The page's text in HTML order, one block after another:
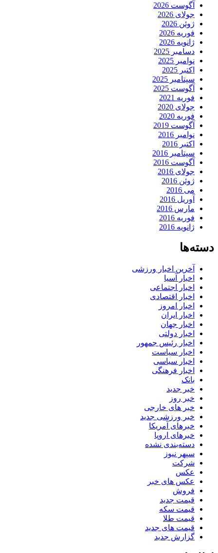
آگوست 2026
جولای 2026
ژوئن 2026
فوریه 2026
ژانویه 2026
دسامبر 2025
نوامبر 2025
اکتبر 2025
سپتامبر 2025
آگوست 2025
فوریه 2021
جولای 2020
فوریه 2020
آگوست 2019
نوامبر 2016
اکتبر 2016
سپتامبر 2016
آگوست 2016
جولای 2016
ژوئن 2016
می 2016
آوریل 2016
مارس 2016
فوریه 2016
ژانویه 2016
دسته‌ها
آخرین اخبار ورزشی
اخبار آسیا
اخبار اجتماعی
اخبار اقتصادی
اخبار امروز
اخبار ایران
اخبار جهان
اخبار دولتی
اخبار رئیس جمهور
اخبار سیاست
اخبار سیاسی
اخبار فرهنگی
بانک
خبر جدید
خبر روز
خبر های خارجی
خبر ورزشی جدید
خبرهای آمریکا
خبرهای اروپا
دسته‌بندی نشده
سپهر نیوز
شرکت
عکس
عکس های خبر
فروش
قیمت جدید
قیمت سکه
قیمت طلا
قیمت های جدید
گزارش جدید